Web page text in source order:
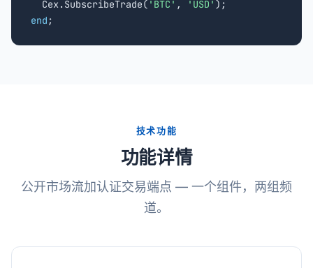
  Cex.SubscribeTrade(
'BTC' , 'USD'
end ;
技术功能
功能详情
公开市场流加认证交易端点 — 一个组件，两组频
道。